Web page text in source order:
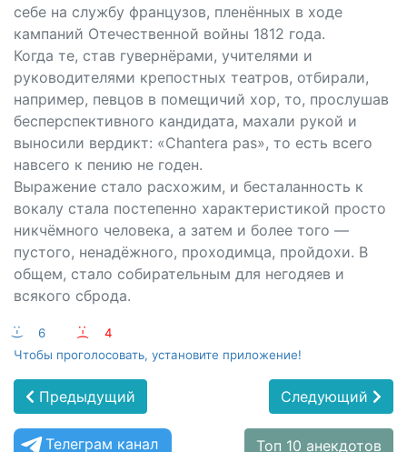
себе на службу французов, пленённых в ходе
кампаний Отечественной войны 1812 года.
Когда те, став гувернёрами, учителями и
руководителями крепостных театров, отбирали,
например, певцов в помещичий хор, то, прослушав
бесперспективного кандидата, махали рукой и
выносили вердикт: «Chantera pas», то есть всего
навсего к пению не годен.
Выражение стало расхожим, и бесталанность к
вокалу стала постепенно характеристикой просто
никчёмного человека, а затем и более того —
пустого, ненадёжного, проходимца, пройдохи. В
общем, стало собирательным для негодяев и
всякого сброда.
:-) 6 :-(
4
Чтобы проголосовать, установите приложение!
Предыдущий Следующий
Телеграм канал Топ 10 анекдотов